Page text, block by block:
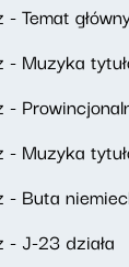
Temat
Muzyka
Muzyka
- Buta
J-23 działa